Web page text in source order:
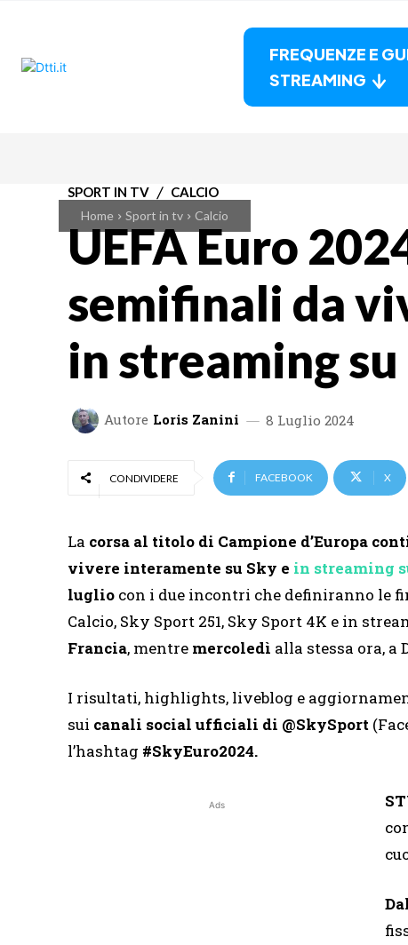
FREQUENZE E
STREAMING
Home Sport in tv Calcio
SPORT IN TV CALCIO
UEFA Euro
semifinali da
in streaming
Autore Loris Zanini 8 Luglio 2024
CONDIVIDERE FACEBOOK X
La corsa al titolo di Campione d’Europa
vivere interamente su Sky e in streaming
luglio con i due incontri che definiranno le
Calcio, Sky Sport 251, Sky Sport 4K e in
Francia, mentre mercoledì alla stessa ora, a
I risultati, highlights, liveblog e
sui canali social ufficiali di @SkySport
l’hashtag #SkyEuro2024.
Ads